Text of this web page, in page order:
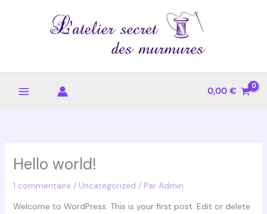
0,00€
Hello world!
1 commentaire / Uncategorized / Par Admin
Welcome to WordPress. This is your first post. Edit or delete